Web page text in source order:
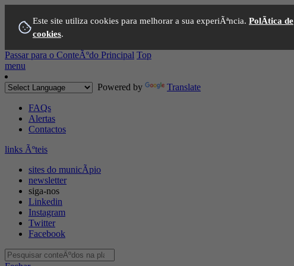
Este site utiliza cookies para melhorar a sua experiÃªncia. PolÃ­tica de
cookies.
Passar para o ConteÃºdo Principal Top
menu
Powered by Translate
FAQs
Alertas
Contactos
links Ãºteis
sites do municÃ­pio
newsletter
siga-nos
Linkedin
Instagram
Twitter
Facebook